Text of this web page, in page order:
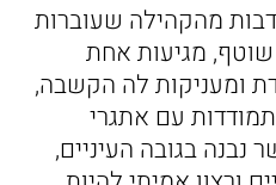
מהקהילה שעוברות
שוטף, מגיעות אחת
ומעניקות לה הקשבה,
עם אתגרי
נבנה בגובה העיניים,